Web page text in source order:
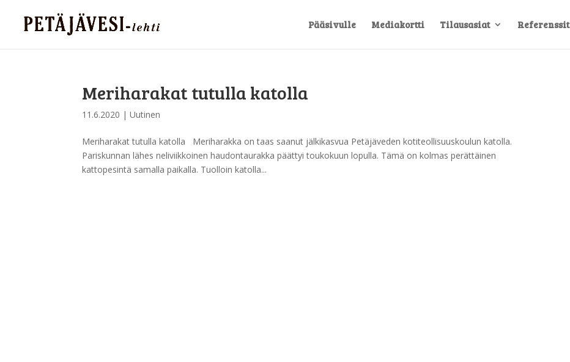
Pääsivulle Mediakortti Tilausasiat Referenssit
Meriharakat tutulla katolla
11.6.2020 |Uutinen
Meriharakat tutulla katolla Meriharakka on taas saanut jälkikasvua Petäjäveden kotiteollisuuskoulun katolla.
Pariskunnan lähes neliviikkoinen haudontaurakka päättyi toukokuun lopulla. Tämä on kolmas perättäinen
kattopesintä samalla paikalla. Tuolloin katolla...